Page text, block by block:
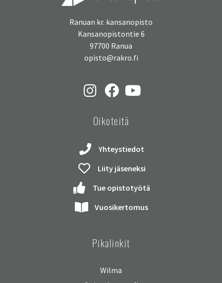
Ranuan kr. kansanopisto
Kansanopistontie 6
97700 Ranua
opisto@rakro.fi
Oikoteitä
Yhteystiedot
Liity jäseneksi
Tue opistotyötä
Vuosikertomus
Pikalinkit
Wilma